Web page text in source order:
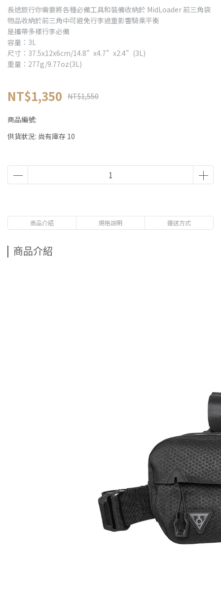
長途旅行你需要將各種必備工具和裝備收納於 MidLoader 前三角袋
物品收納於前三角中可避免行李過重影響騎乘平衡
是攜帶多樣行李必備
容量：3L
尺寸：37.5x12x6cm/14.8”x4.7”x2.4”(3L)
重量：277g/9.77oz(3L)
NT$1,350 NT$1,550
商品編號:
供貨狀況: 尚有庫存 10
商品介紹 規格說明 運送方式
商品介紹